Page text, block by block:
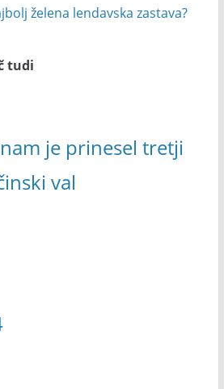
želena lendavska zastava?
tudi
je prinesel tretji
val